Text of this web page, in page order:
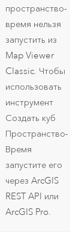
пространство-
время нельзя
запустить из
Map Viewer
Classic. Чтобы
использовать
инструмент
Создать куб
Пространство-
Время
запустите его
через ArcGIS
REST API или
ArcGIS Pro.